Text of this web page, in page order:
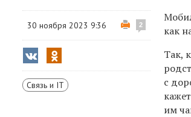
30 ноября 2023 9:36 2
Связь и IT
как
Так,
с
им